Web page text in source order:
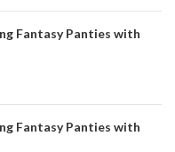
Fantasy Panties with
Fantasy Panties with